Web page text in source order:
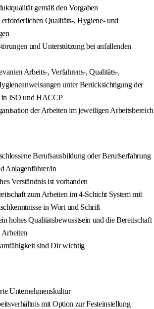
gemäß den Vorgaben
Qualitäts-, Hygiene- und
und Unterstützung bei anfallenden
Arbeits-, Verfahrens-, Qualitäts-,
unter Berücksichtigung der
in ISO und HACCP
der Arbeiten im jeweiligen Arbeitsbereich
Berufsausbildung oder Berufserfahrung
Anlagenführer/in
Verständnis ist vorhanden
zum Arbeiten im 4-Schicht System mit
in Wort und Schrift
hohes Qualitätsbewusstsein und die Bereitschaft
Arbeiten
sind Dir wichtig
Unternehmenskultur
mit Option zur Festeinstellung